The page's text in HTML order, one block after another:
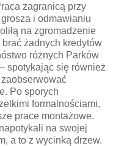
zagranicą przy
i odmawianiu
na zgromadzenie
brać żadnych kredytów
różnych Parków
spotykając się również
zaobserwować
Po sporych
formalnościami,
prace montażowe.
na swojej
a to z wycinką drzew.